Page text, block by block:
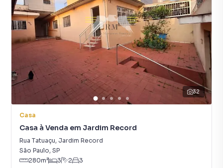
32
Casa
Casa à Venda em Jardim Record
Rua Tatuaçu, Jardim Record
São Paulo, SP
280m² 3 2 3